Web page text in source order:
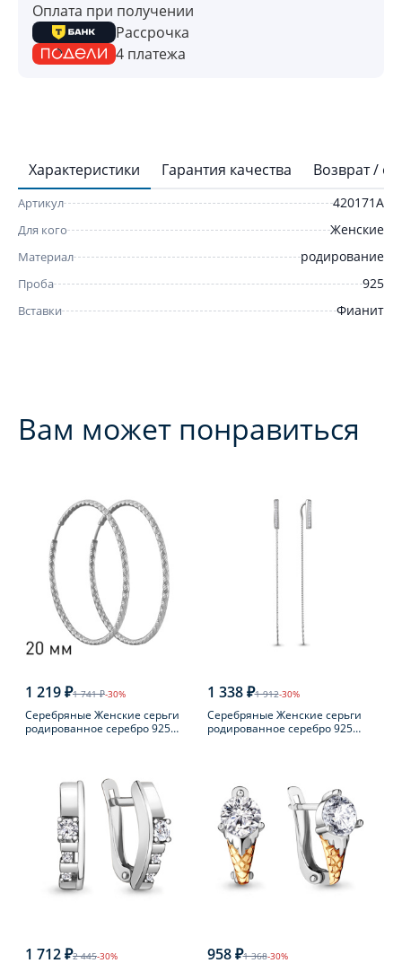
Оплата при получении
Рассрочка
4 платежа
Характеристики Гарантия качества Возврат /
Артикул 420171А
Для кого Женские
Материал родирование
Проба 925
Вставки Фианит
Вам может понравиться
1 219 ₽1 741 ₽-30%
Серебряные Женские серьги
родированное серебро 925
1 338 ₽1 912-30%
Серебряные Женские серьги
родированное серебро 925
1 712 ₽2 445-30% 958 ₽1 368-30%